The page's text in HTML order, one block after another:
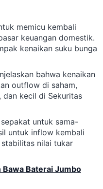
memicu kembali
keuangan domestik.
kenaikan suku bunga
bahwa kenaikan
outflow di saham,
dan kecil di Sekuritas
untuk sama-
untuk inflow kembali
nilai tukar
Bawa Baterai Jumbo